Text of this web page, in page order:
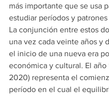
más importante que se usa
estudiar períodos y
La conjunción entre estos
una vez cada veinte años y
el inicio de una nueva era
económica y cultural. El año
2020) representa el
período en el cual el